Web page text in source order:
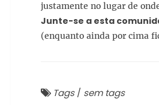
justamente no lugar de
Junte-se a esta
(enquanto ainda por cima
Tags/ sem tags